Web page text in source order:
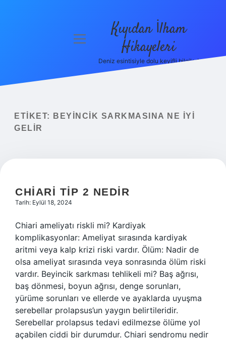
Yasal Uyarı
menüyü
Kıyıdan İlham
Hikayeleri
Deniz esintisiyle dolu keyifli bilgiler!
ETIKET:
BEYINCIK SARKMASINA NE IYI
GELIR
CHIARI TIP 2 NEDIR
Tarih: Eylül 18, 2024
Chiari ameliyatı riskli mi? Kardiyak
komplikasyonlar: Ameliyat sırasında kardiyak
aritmi veya kalp krizi riski vardır. Ölüm: Nadir de
olsa ameliyat sırasında veya sonrasında ölüm riski
vardır. Beyincik sarkması tehlikeli mi? Baş ağrısı,
baş dönmesi, boyun ağrısı, denge sorunları,
yürüme sorunları ve ellerde ve ayaklarda uyuşma
serebellar prolapsus’un yaygın belirtileridir.
Serebellar prolapsus tedavi edilmezse ölüme yol
açabilen ciddi bir durumdur. Chiari sendromu nedir